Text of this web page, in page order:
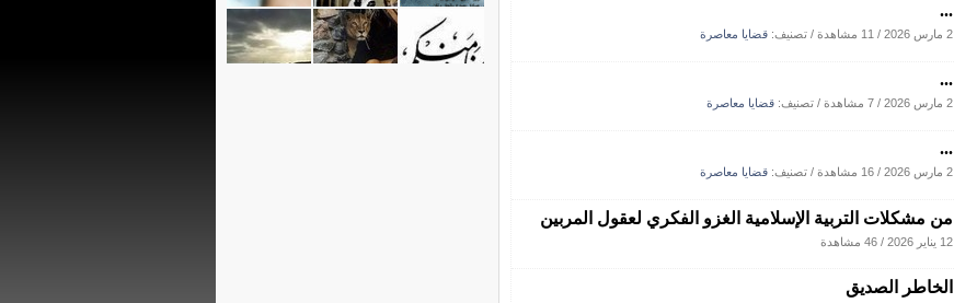
...
2 مارس 2026 / 11 مشاهدة / تصنيف: قضايا معاصرة
...
2 مارس 2026 / 7 مشاهدة / تصنيف: قضايا معاصرة
...
2 مارس 2026 / 16 مشاهدة / تصنيف: قضايا معاصرة
من مشكلات التربية الإسلامية الغزو الفكري لعقول المربين
12 يناير 2026 / 46 مشاهدة
الخاطر الصديق